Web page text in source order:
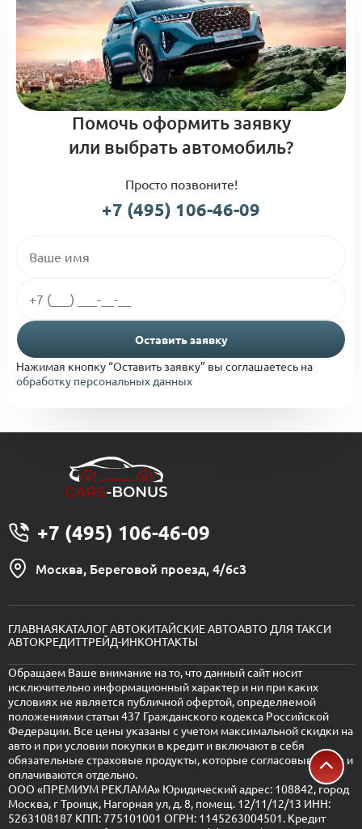
Помочь оформить заявку
или выбрать автомобиль?
Просто позвоните!
+7 (495) 106-46-09
Оставить заявку
Нажимая кнопку “Оставить заявку” вы соглашаетесь на
обработку персональных данных
+7 (495) 106-46-09
Москва, Береговой проезд, 4/6с3
ГЛАВНАЯКАТАЛОГ АВТОКИТАЙСКИЕ АВТОАВТО ДЛЯ ТАКСИ
АВТОКРЕДИТТРЕЙД-ИНКОНТАКТЫ
Обращаем Ваше внимание на то, что данный сайт носит
исключительно информационный характер и ни при каких
условиях не является публичной офертой, определяемой
положениями статьи 437 Гражданского кодекса Российской
Федерации. Все цены указаны с учетом максимальной скидки на
авто и при условии покупки в кредит и включают в себя
обязательные страховые продукты, которые согласовываются и
оплачиваются отдельно.
ООО «ПРЕМИУМ РЕКЛАМА» Юридический адрес: 108842, город
Москва, г Троицк, Нагорная ул, д. 8, помещ. 12/11/12/13 ИНН:
5263108187 КПП: 775101001 ОГРН: 1145263004501. Кредит